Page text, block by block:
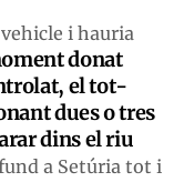
i hauria
donat
el tot-
dues o tres
dins el riu
a Setúria tot i